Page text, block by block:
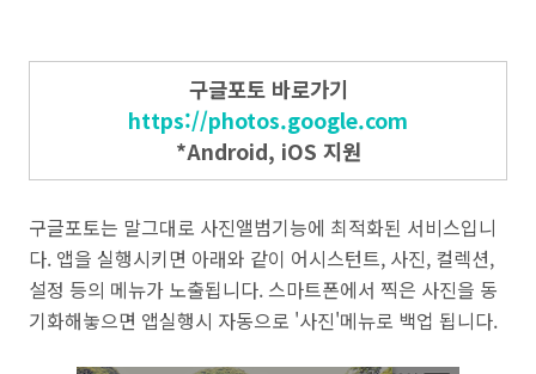
구글포토 바로가기
https://photos.google.com
*Android, iOS 지원
구글포토는 말그대로 사진앨범기능에 최적화된 서비스입니
다. 앱을 실행시키면 아래와 같이 어시스턴트, 사진, 컬렉션,
설정 등의 메뉴가 노출됩니다. 스마트폰에서 찍은 사진을 동
기화해놓으면 앱실행시 자동으로 '사진'메뉴로 백업 됩니다.